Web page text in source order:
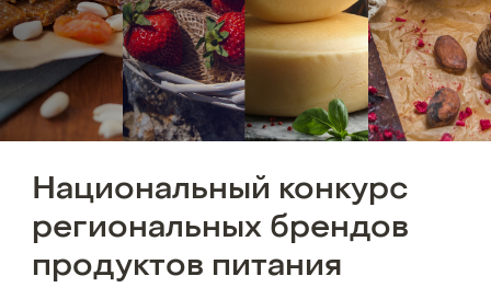
Национальный конкурс
региональныхбрендов
продуктов питания